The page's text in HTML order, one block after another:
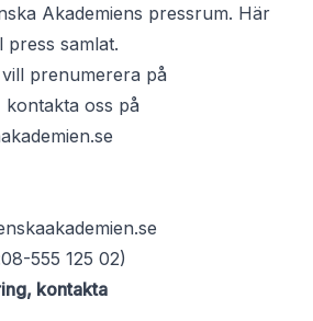
Akademiens pressrum. Här
samlat.
prenumerera på
kontakta oss på
555 125 02)
kontakta